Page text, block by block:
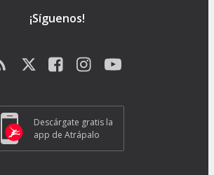
¡Síguenos!
Descárgate gratis la
app de Atrápalo